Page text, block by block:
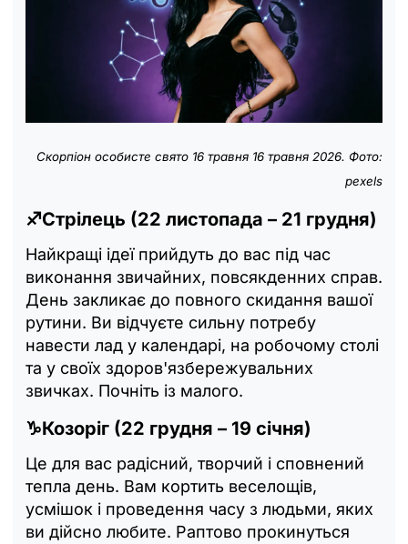
Скорпіон особисте свято 16 травня 16 травня 2026. Фото:
pexels
♐Стрілець (22 листопада – 21 грудня)
Найкращі ідеї прийдуть до вас під час
виконання звичайних, повсякденних справ.
День закликає до повного скидання вашої
рутини. Ви відчуєте сильну потребу
навести лад у календарі, на робочому столі
та у своїх здоров'язбережувальних
звичках. Почніть із малого.
♑Козоріг (22 грудня – 19 січня)
Це для вас радісний, творчий і сповнений
тепла день. Вам кортить веселощів,
усмішок і проведення часу з людьми, яких
ви дійсно любите. Раптово прокинуться